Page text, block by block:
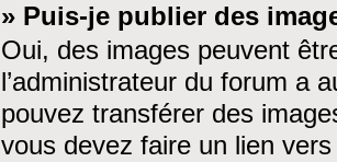
» Puis-je publier des
Oui, des images peuvent
l’administrateur du forum a
pouvez transférer des
vous devez faire un lien